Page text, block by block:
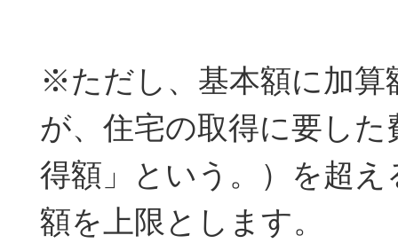
※ただし、基本額に加算
が、住宅の取得に要した
得額」という。）を超
額を上限とします。